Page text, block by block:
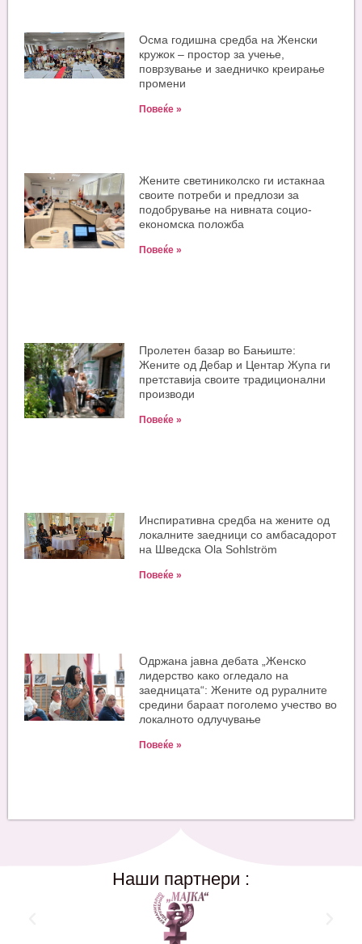
Oсма годишна средба на Женски
кружок – простор за учење,
поврзување и заедничко креирање
промени
Повеќе »
Жените светиниколско ги истакнаа
своите потреби и предлози за
подобрување на нивната социо-
економска положба
Повеќе »
Пролетен базар во Бањиште:
Жените од Дебар и Центар Жупа ги
претставија своите традиционални
производи
Повеќе »
Инспиративна средба на жените од
локалните заедници со амбасадорот
на Шведска Ola Sohlström
Повеќе »
Одржана јавна дебата „Женско
лидерство како огледало на
заедницата“: Жените од руралните
средини бараат поголемо учество во
локалното одлучување
Повеќе »
Наши партнери :